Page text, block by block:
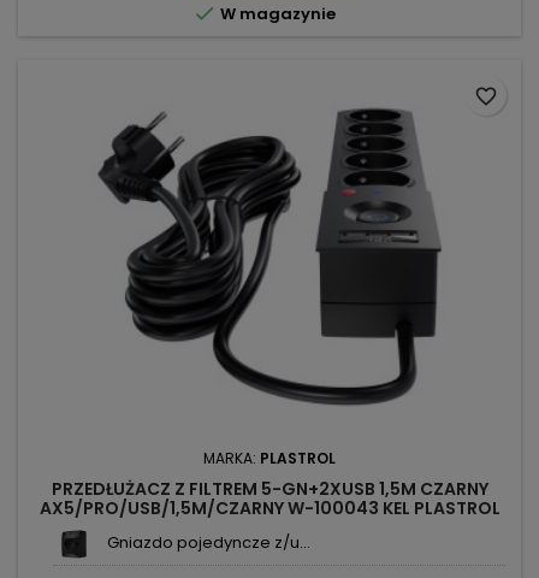
 W magazynie
MARKA: PLASTROL
PRZEDŁUŻACZ Z FILTREM 5-GN+2XUSB 1,5M CZARNY
AX5/PRO/USB/1,5M/CZARNY W-100043 KEL PLASTROL
Gniazdo pojedyncze z/u...
favorite_border